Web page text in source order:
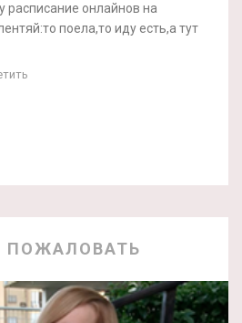
расписание онлайнов на
поела,то иду есть,а тут
ПОЖАЛОВАТЬ